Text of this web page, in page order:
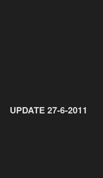
UPDATE 27-6-2011